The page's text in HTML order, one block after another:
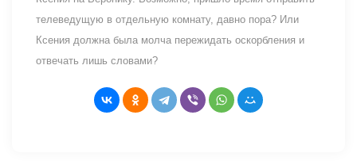
телеведущую в отдельную комнату, давно пора? Или
Ксения должна была молча пережидать оскорбления и
отвечать лишь словами?